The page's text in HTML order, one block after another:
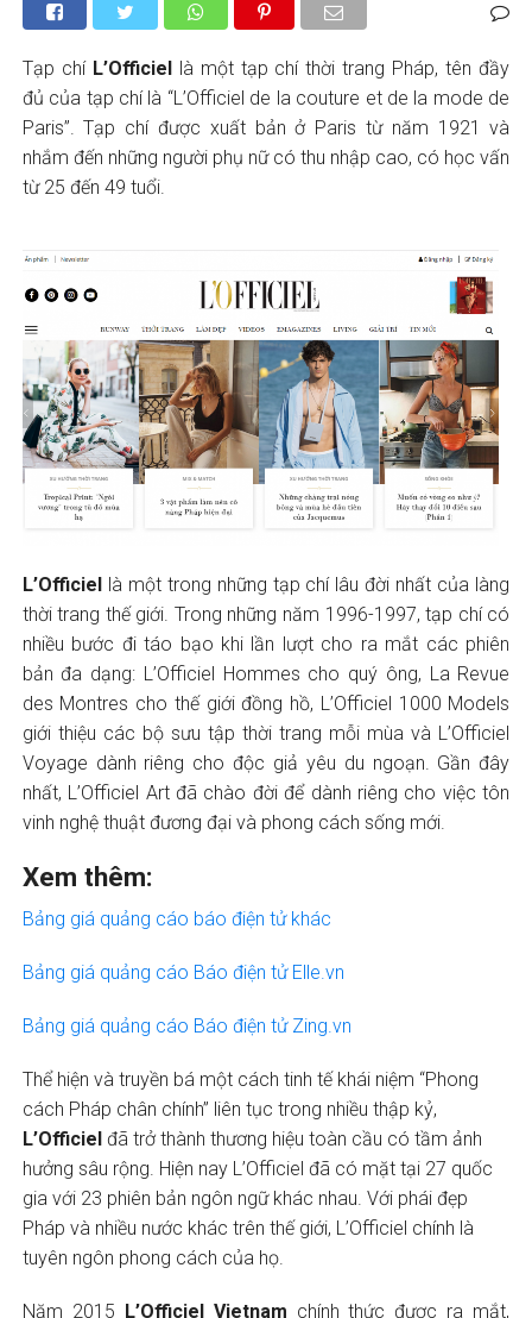
Tạp chí L’Officiellà một tạp chí thời trang Pháp, tên đầy
đủ của tạp chí là “L’Officiel de la couture et de la mode de
Paris”. Tạp chí được xuất bản ở Paris từ năm 1921 và
nhắm đến những người phụ nữ có thu nhập cao, có học vấn
từ 25 đến 49 tuổi.
L’Officiellà một trong những tạp chí lâu đời nhất của làng
thời trang thế giới. Trong những năm 1996-1997, tạp chí có
nhiều bước đi táo bạo khi lần lượt cho ra mắt các phiên
bản đa dạng: L’Officiel Hommes cho quý ông, La Revue
des Montres cho thế giới đồng hồ, L’Officiel 1000 Models
giới thiệu các bộ sưu tập thời trang mỗi mùa và L’Officiel
Voyage dành riêng cho độc giả yêu du ngoạn. Gần đây
nhất, L’Officiel Art đã chào đời để dành riêng cho việc tôn
vinh nghệ thuật đương đại và phong cách sống mới.
Xem thêm:
Bảng giá quảng cáo báo điện tử khác
Bảng giá quảng cáo Báo điện tử Elle.vn
Bảng giá quảng cáo Báo điện tử Zing.vn
Thể hiện và truyền bá một cách tinh tế khái niệm “Phong
cách Pháp chân chính” liên tục trong nhiều thập kỷ,
L’Officielđã trở thành thương hiệu toàn cầu có tầm ảnh
hưởng sâu rộng. Hiện nay L’Officiel đã có mặt tại 27 quốc
gia với 23 phiên bản ngôn ngữ khác nhau. Với phái đẹp
Pháp và nhiều nước khác trên thế giới, L’Officiel chính là
tuyên ngôn phong cách của họ.
Năm 2015 L’Officiel Vietnam chính thức được ra mắt,